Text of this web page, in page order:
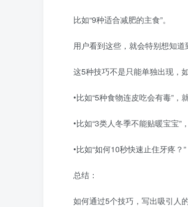
比如“9种适合减肥的主食”。
用户看到这些，就会特别想知道
这5种技巧不是只能单独出现，
•比如“5种食物连皮吃会有毒”，
•比如“3类人冬季不能贴暖宝宝”
•比如“如何10秒快速止住牙疼？
总结：
如何通过5个技巧，写出吸引人